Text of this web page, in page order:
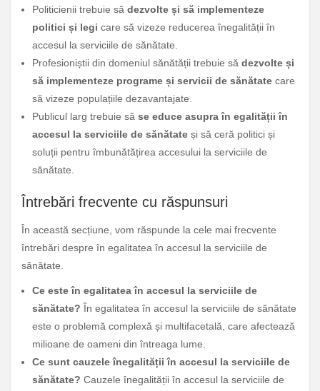
Politicienii trebuie să dezvolte și să implementeze
politici și legi care să vizeze reducerea înegalității în
accesul la serviciile de sănătate.
Profesioniștii din domeniul sănătății trebuie să dezvolte și
să implementeze programe și servicii de sănătate care
să vizeze populațiile dezavantajate.
Publicul larg trebuie să se educe asupra în egalității în
accesul la serviciile de sănătate și să ceră politici și
soluții pentru îmbunătățirea accesului la serviciile de
sănătate.
Întrebări frecvente cu răspunsuri
În această secțiune, vom răspunde la cele mai frecvente
întrebări despre în egalitatea în accesul la serviciile de
sănătate.
Ce este în egalitatea în accesul la serviciile de
sănătate? În egalitatea în accesul la serviciile de sănătate
este o problemă complexă și multifacetală, care afectează
milioane de oameni din întreaga lume.
Ce sunt cauzele înegalității în accesul la serviciile de
sănătate? Cauzele înegalității în accesul la serviciile de